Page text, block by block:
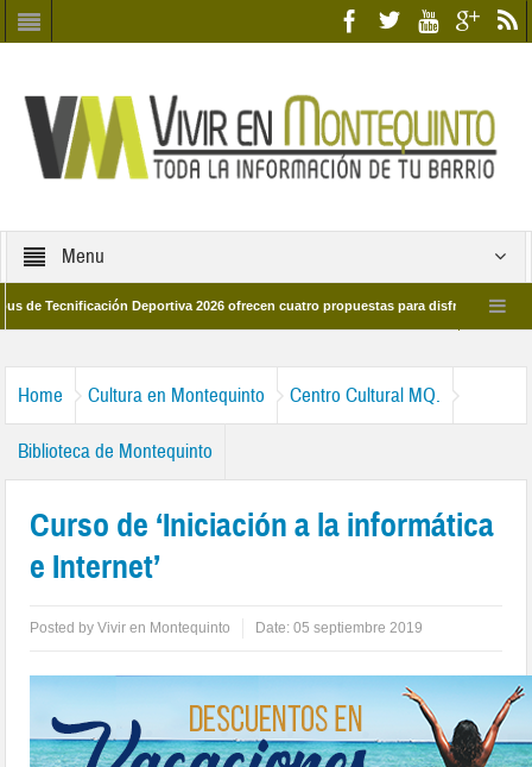
Menu
Deportiva 2026 ofrecen cuatro propuestas para disfrutar del deporte
Home Cultura en Montequinto Centro Cultural MQ.
Biblioteca de Montequinto
Curso de ‘Iniciación a la informática
e Internet’
Posted byVivir en Montequinto Date:05 septiembre 2019